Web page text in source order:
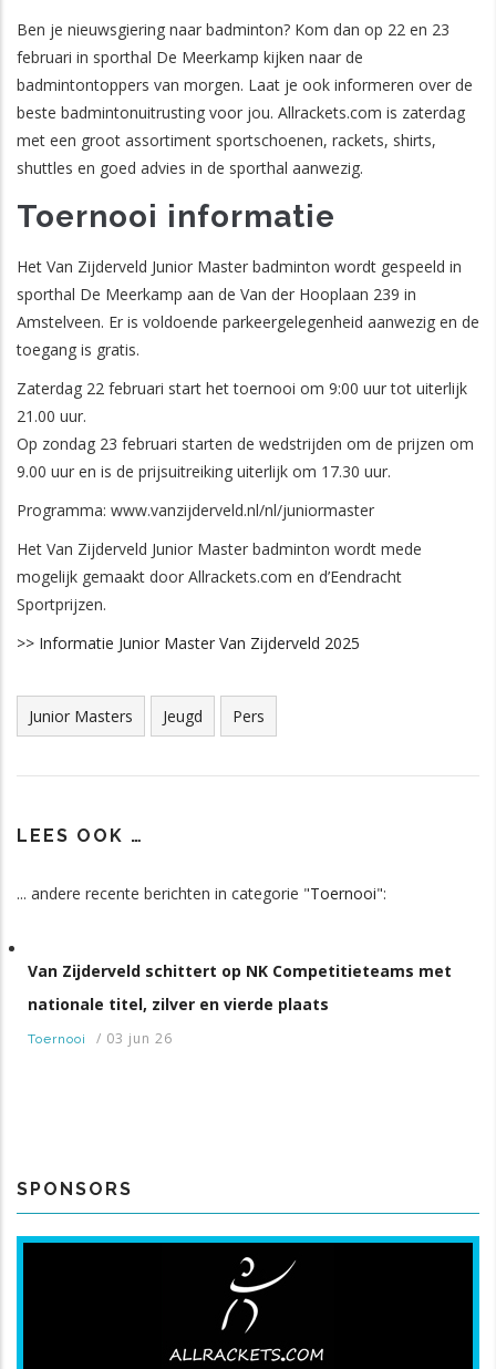
Ben je nieuwsgiering naar badminton? Kom dan op 22 en 23
februari in sporthal De Meerkamp kijken naar de
badmintontoppers van morgen. Laat je ook informeren over de
beste badmintonuitrusting voor jou. Allrackets.com is zaterdag
met een groot assortiment sportschoenen, rackets, shirts,
shuttles en goed advies in de sporthal aanwezig.
Toernooi informatie
Het Van Zijderveld Junior Master badminton wordt gespeeld in
sporthal De Meerkamp aan de Van der Hooplaan 239 in
Amstelveen. Er is voldoende parkeergelegenheid aanwezig en de
toegang is gratis.
Zaterdag 22 februari start het toernooi om 9:00 uur tot uiterlijk
21.00 uur.
Op zondag 23 februari starten de wedstrijden om de prijzen om
9.00 uur en is de prijsuitreiking uiterlijk om 17.30 uur.
Programma: www.vanzijderveld.nl/nl/juniormaster
Het Van Zijderveld Junior Master badminton wordt mede
mogelijk gemaakt door Allrackets.com en d’Eendracht
Sportprijzen.
>> Informatie Junior Master Van Zijderveld 2025
Tags
Junior Masters Jeugd Pers
LEES OOK …
... andere recente berichten in categorie "Toernooi":
Van Zijderveld schittert op NK Competitieteams met
nationale titel, zilver en vierde plaats
Toernooi / 03 jun 26
SPONSORS